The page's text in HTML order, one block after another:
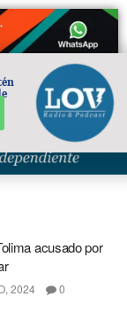
acusado por
2024 0